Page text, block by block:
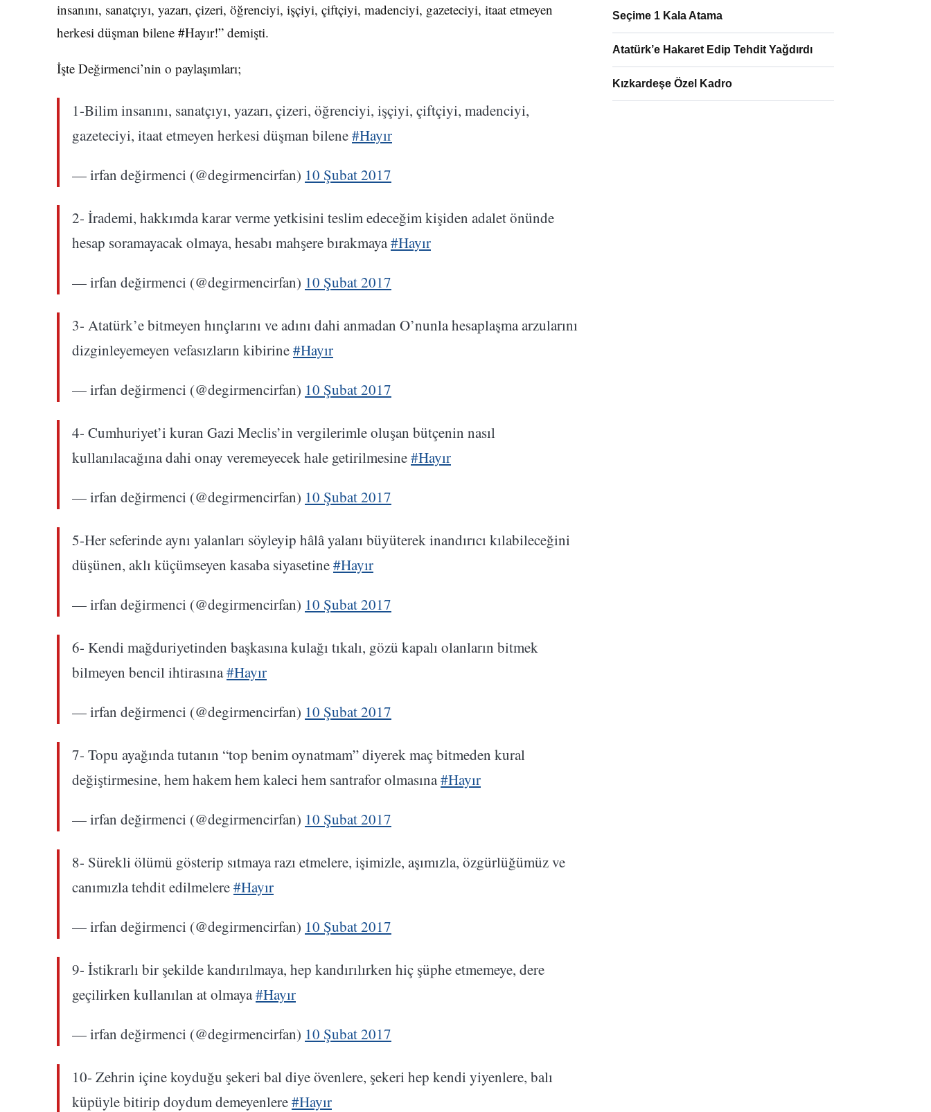
insanını, sanatçıyı, yazarı, çizeri, öğrenciyi, işçiyi, çiftçiyi, madenciyi, gazeteciyi, itaat etmeyen
herkesi düşman bilene #Hayır!” demişti.
İşte Değirmenci’nin o paylaşımları;
1-Bilim insanını, sanatçıyı, yazarı, çizeri, öğrenciyi, işçiyi, çiftçiyi, madenciyi,
gazeteciyi, itaat etmeyen herkesi düşman bilene#Hayır
— irfan değirmenci (@degirmencirfan) 10 Şubat 2017
2- İrademi, hakkımda karar verme yetkisini teslim edeceğim kişiden adalet önünde
hesap soramayacak olmaya, hesabı mahşere bırakmaya#Hayır
— irfan değirmenci (@degirmencirfan) 10 Şubat 2017
3- Atatürk’e bitmeyen hınçlarını ve adını dahi anmadan O’nunla hesaplaşma arzularını
dizginleyemeyen vefasızların kibirine#Hayır
— irfan değirmenci (@degirmencirfan) 10 Şubat 2017
4- Cumhuriyet’i kuran Gazi Meclis’in vergilerimle oluşan bütçenin nasıl
kullanılacağına dahi onay veremeyecek hale getirilmesine#Hayır
— irfan değirmenci (@degirmencirfan) 10 Şubat 2017
5-Her seferinde aynı yalanları söyleyip hâlâ yalanı büyüterek inandırıcı kılabileceğini
düşünen, aklı küçümseyen kasaba siyasetine#Hayır
— irfan değirmenci (@degirmencirfan) 10 Şubat 2017
6- Kendi mağduriyetinden başkasına kulağı tıkalı, gözü kapalı olanların bitmek
bilmeyen bencil ihtirasına#Hayır
— irfan değirmenci (@degirmencirfan) 10 Şubat 2017
7- Topu ayağında tutanın “top benim oynatmam” diyerek maç bitmeden kural
değiştirmesine, hem hakem hem kaleci hem santrafor olmasına#Hayır
— irfan değirmenci (@degirmencirfan) 10 Şubat 2017
8- Sürekli ölümü gösterip sıtmaya razı etmelere, işimizle, aşımızla, özgürlüğümüz ve
canımızla tehdit edilmelere#Hayır
— irfan değirmenci (@degirmencirfan) 10 Şubat 2017
9- İstikrarlı bir şekilde kandırılmaya, hep kandırılırken hiç şüphe etmemeye, dere
geçilirken kullanılan at olmaya#Hayır
— irfan değirmenci (@degirmencirfan) 10 Şubat 2017
10- Zehrin içine koyduğu şekeri bal diye övenlere, şekeri hep kendi yiyenlere, balı
küpüyle bitirip doydum demeyenlere#Hayır
Seçime 1 Kala Atama
Atatürk’e Hakaret Edip Tehdit Yağdırdı
Kızkardeşe Özel Kadro